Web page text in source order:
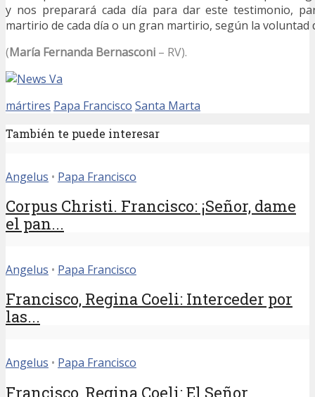
y nos preparará cada día para dar este testimonio,
martirio de cada día o un gran martirio, según la voluntad
(María Fernanda Bernasconi – RV).
mártires Papa Francisco Santa Marta
También te puede interesar
Angelus • Papa Francisco
Corpus Christi. Francisco: ¡Señor, dame
el pan...
Angelus • Papa Francisco
Francisco, Regina Coeli: Interceder por
las...
Angelus • Papa Francisco
Francisco, Regina Coeli: El Señor,